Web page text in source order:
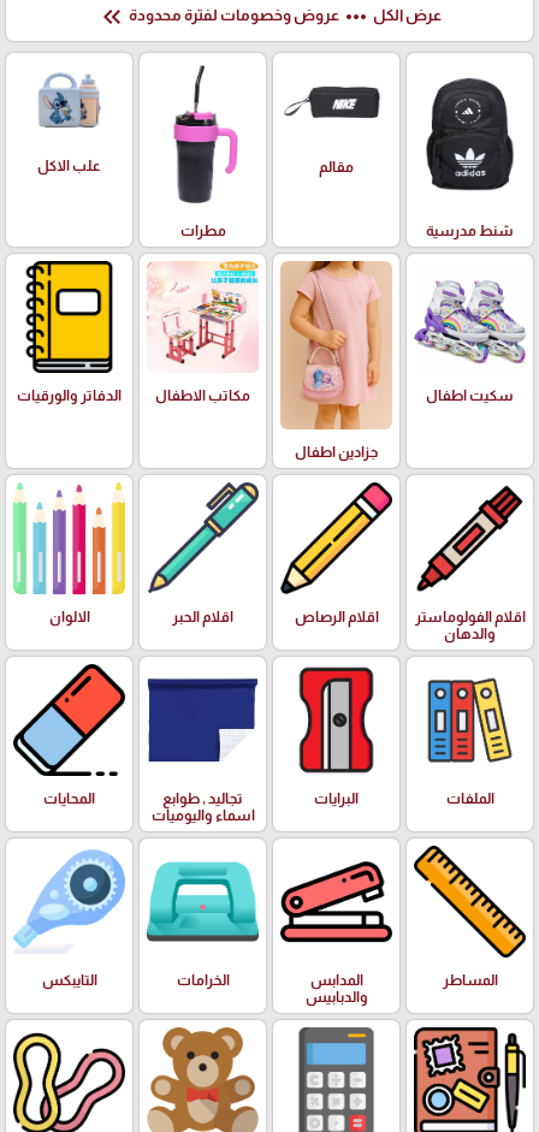
عرض الكل more_horiz عروض وخصومات لفترة محدودة keyboard_double_arrow_left
شنط مدرسية
مقالم
مطرات
علب الاكل
سكيت اطفال
جزادين اطفال
مكاتب الاطفال الدفاتر والورقيات
اقلام الفولوماستر
والدهان
اقلام الرصاص اقلام الحبر الالوان
الملفات البرايات
تجاليد , طوابع
اسماء واليوميات
المحايات
المساطر
المدابس
والدبابيس
الخرامات التايبكس